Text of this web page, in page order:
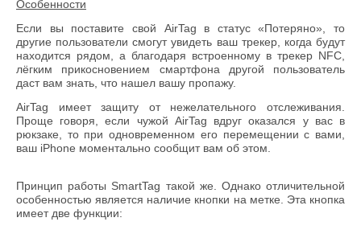
Особенности
Если вы поставите свой AirTag в статус «Потеряно», то
другие пользователи смогут увидеть ваш трекер, когда будут
находится рядом, а благодаря встроенному в трекер NFC,
лёгким прикосновением смартфона другой пользователь
даст вам знать, что нашел вашу пропажу.
AirTag имеет защиту от нежелательного отслеживания.
Проще говоря, если чужой AirTag вдруг оказался у вас в
рюкзаке, то при одновременном его перемещении с вами,
ваш iPhone моментально сообщит вам об этом.
Принцип работы SmartTag такой же. Однако отличительной
особенностью является наличие кнопки на метке. Эта кнопка
имеет две функции: